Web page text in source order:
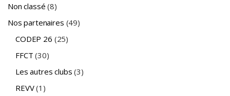
Non classé (8)
Nos partenaires (49)
CODEP 26 (25)
FFCT (30)
Les autres clubs (3)
REVV(1)